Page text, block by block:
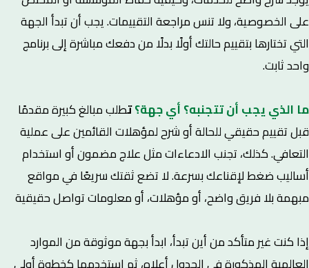
على الخصوصية، ولا تنس مراجعة التقييمات. يجب أن تبدأ الجهة
التي تختارها بتقييم حالتك أولًا بدلًا من دفعك مباشرة إلى برنامج
واحد ثابت.
ما الذي يجب أن تتجنبه؟ أي جهة؟تطلب مبالغ كبيرة مقدمًا
قبل تقييم حقيقي للحالة أو شرح لمؤهلات القائمين على عملية
التعافي. كذلك، تجنب الادعاءات مثل علاج مضمون أو استخدام
أساليب ضغط لإقناعك بسرعة. لا تضع ثقتك سريعًا في مواقع
مبهمة بلا فريق واضح، أو مؤهلات، أو معلومات تواصل حقيقية
إذا كنت غير متأكد من أين تبدأ، ابدأ بجهة موثوقة من الموارد
العالمية المذكورة في الجدول أعلاه، ثم استخدمها كخطوة أولى